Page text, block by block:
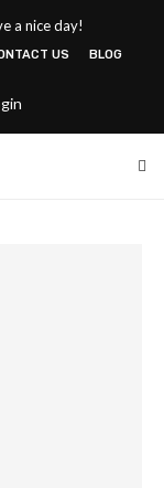
a nice day!
US
BLOG